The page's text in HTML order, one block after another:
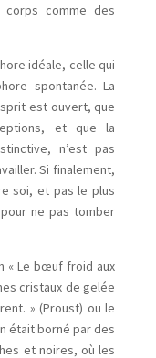
corps comme des
idéale, celle qui
spontanée. La
est ouvert, que
et que la
n’est pas
Si finalement,
soi, et pas le plus
ne pas tomber
« Le bœuf froid aux
cristaux de gelée
» (Proust) ou le
était borné par des
et noires, où les